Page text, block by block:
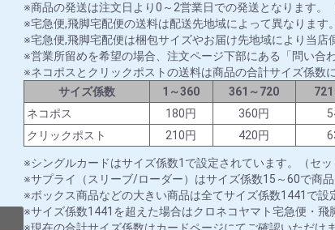
商品の発送は注文日より0～2営業日での発送となります。
宅急便,飛脚宅配便の送料は配送先地域によって異なります。
宅急便,飛脚宅配便は梱包サイズやお届け先地域により当店
営業所留めを希望の場合、注文ページ下部にある「問い合
ネコポスとクリックポストの送料は商品の合計サイズ係数
サイズ係数
1～360 361～720
ネコポス
180円 360円
クリックポスト
210円 420円
シングルカードはサイズ係数1で設定されています。（セッ
サプライ（スリーブ/ローダー）はサイズ係数15～60で商品
ボックス商品などの大きい商品は全てサイズ係数1441で設
サイズ係数1441を超えた場合はクロネコヤマト宅急便・飛